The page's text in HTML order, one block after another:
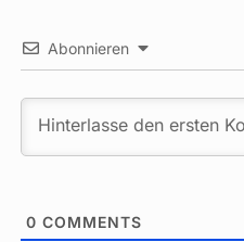
Abonnieren
0 COMMENTS